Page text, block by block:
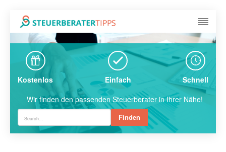
Kostenlos Einfach
Schnell
Wir finden den passenden Steuerberater in Ihrer Nähe!
Finden